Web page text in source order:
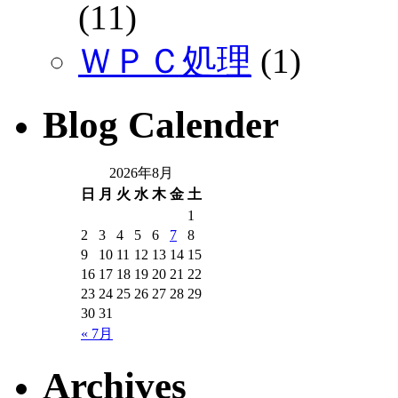
(11)
ＷＰＣ処理 (1)
Blog Calender
2026年8月
日
月 火 水 木 金 土
« 7月
1
2
3 4 5 6 7
8
9
10 11 12 13 14 15
16 17 18 19 20 21 22
23 24 25 26 27 28 29
30 31
Archives